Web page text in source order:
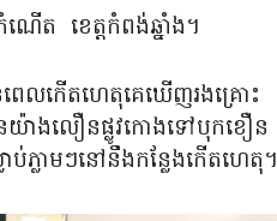
ណើត ខេត្តកំពង់ឆ្នាំង។
ពេលកើតហេតុគេឃើញរងគ្រោះ
យ៉ាងលឿនផ្លូវកោងទៅបុកខឿន
ភ្លាមៗនៅនឹងកន្លែងកើតហេតុ។